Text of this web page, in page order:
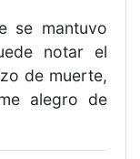
se mantuvo
notar el
de muerte,
alegro de